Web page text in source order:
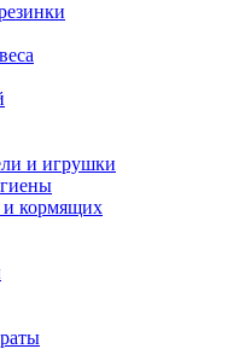
и игрушки
и кормящих